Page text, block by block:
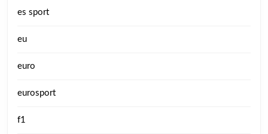
es sport
eu
euro
eurosport
f1